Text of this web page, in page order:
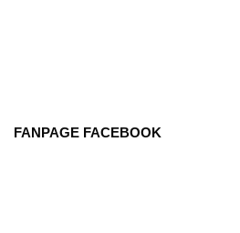
FANPAGE FACEBOOK